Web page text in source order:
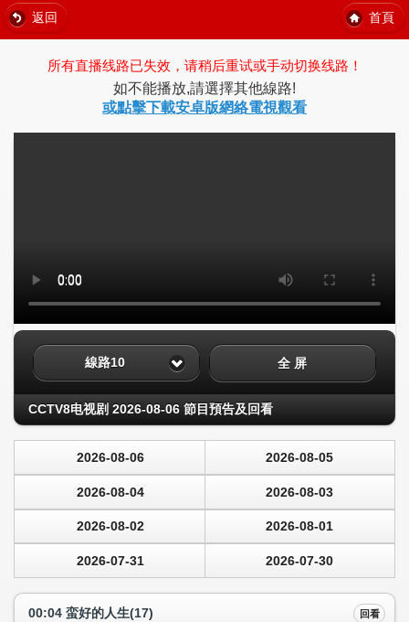
返回 首頁
所有直播线路已失效，请稍后重试或手动切换线路！
如不能播放,請選擇其他線路!
或點擊下載安卓版網絡電視觀看
線路10 全 屏
CCTV8电视剧 2026-08-06 節目預告及回看
2026-08-06 2026-08-05
2026-08-04 2026-08-03
2026-08-02 2026-08-01
2026-07-31 2026-07-30
00:04 蛮好的人生(17) 回看